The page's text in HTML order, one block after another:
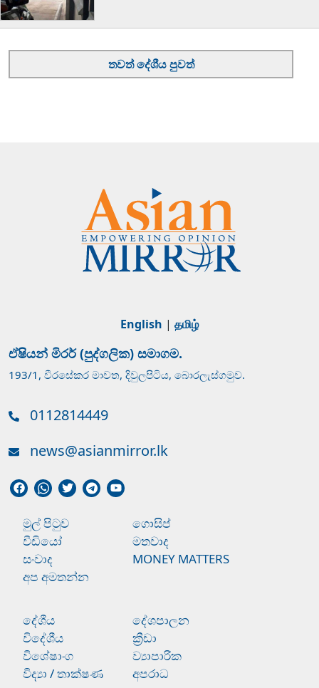
තවත් දේශීය පුවත්
English | தமிழ்
ඒෂියන් මිරර් (පුද්ගලික) සමාගම.
193/1, වීරසේකර මාවත, දිවුලපිටිය, බොරලැස්ගමුව.
0112814449
news@asianmirror.lk
මුල් පිටුව
ගොසිප්
වීඩියෝ
මතවාද
සංවාද
MONEY MATTERS
අප අමතන්න
දේශීය
දේශපාලන
විදේශීය
ක්‍රීඩා
විශේෂාංග
ව්‍යාපාරික
විද්‍යා / තාක්ෂණ
අපරාධ